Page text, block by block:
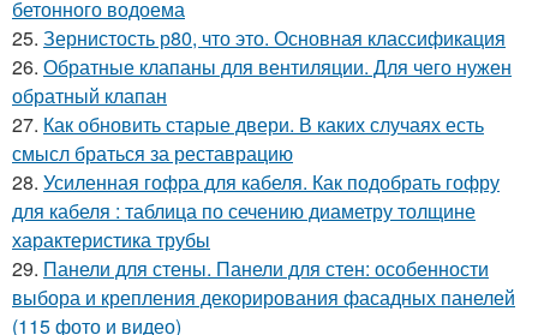
бетонного водоема
25. Зернистость р80, что это. Основная классификация
26. Обратные клапаны для вентиляции. Для чего нужен
обратный клапан
27. Как обновить старые двери. В каких случаях есть
смысл браться за реставрацию
28. Усиленная гофра для кабеля. Как подобрать гофру
для кабеля : таблица по сечению диаметру толщине
характеристика трубы
29. Панели для стены. Панели для стен: особенности
выбора и крепления декорирования фасадных панелей
(115 фото и видео)